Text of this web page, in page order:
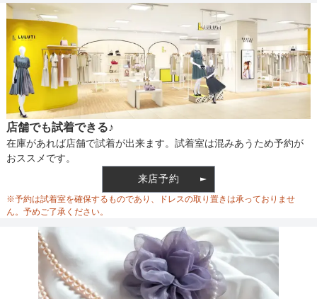
106
肩幅
そでの長さ
アームホール
バスト 104
ヒップ 118
-
り、一層女性らしさを引き立ててくれます。少しハイウエスト位置
に可愛らしい花柄レースの切替が入っており、スタイルアップ効果
もあります。スカート部分には細かいプリーツが入っており、エレ
ガントさもアップ♪
丈 ひざ上 ひざ下 ミモレ パンツ
生地の厚さ 薄い 厚め
裏地 あり
ウエスト調整 ゴム調整
備考 ウエストサイズは最大値のサイズです。
店舗でも試着できる♪
在庫があれば店舗で試着が出来ます。試着室は混みあうため予約が
おススメです。
来店予約
※予約は試着室を確保するものであり、ドレスの取り置きは承っておりませ
ん。予めご了承ください。